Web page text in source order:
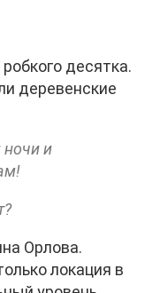
десятка.
деревенские
ночи и
Орлова.
локация в